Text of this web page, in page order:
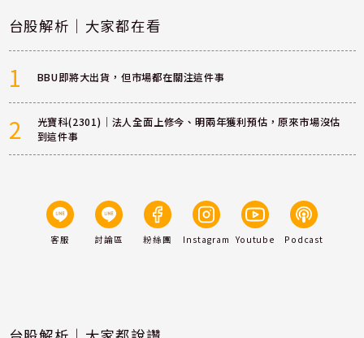
台股解析｜大家都在看
1 BBU即將大出貨，但市場都在關注這件事
2
光寶科(2301)｜法人全面上修今、明兩年獲利預估，原來市場沒估
到這件事
客服 討論區 粉絲團 Instagram Youtube Podcast